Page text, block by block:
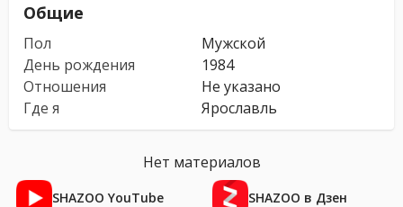
Общие
Пол
Мужской
День рождения
1984
Отношения
Не указано
Где я
Ярославль
Нет материалов
SHAZOO YouTube SHAZOO в Дзен